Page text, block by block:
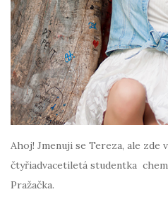
Ahoj! Jmenuji se Tereza, ale zde
čtyřiadvacetiletá studentka
Pražačka.